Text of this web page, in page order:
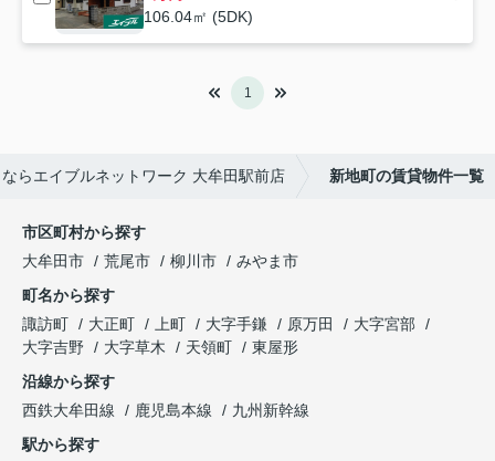
106.04㎡ (5DK)
1
らエイブルネットワーク 大牟田駅前店 新地町の賃貸物件一覧
市区町村から探す
大牟田市
荒尾市 柳川市
みやま市
町名から探す
諏訪町
大正町 上町 大字手鎌 原万田
大字宮部
大字吉野
大字草木 天領町
東屋形
沿線から探す
西鉄大牟田線
鹿児島本線
九州新幹線
駅から探す